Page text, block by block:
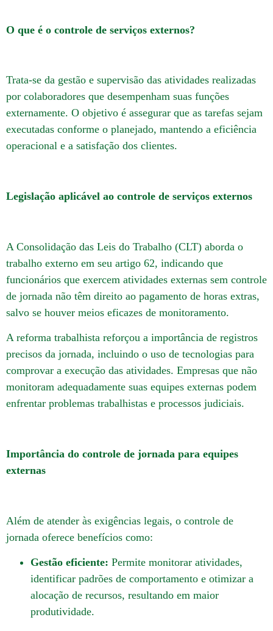
O que é o controle de serviços externos?
Trata-se da gestão e supervisão das atividades realizadas
por colaboradores que desempenham suas funções
externamente. O objetivo é assegurar que as tarefas sejam
executadas conforme o planejado, mantendo a eficiência
operacional e a satisfação dos clientes.
Legislação aplicável ao controle de serviços externos
A Consolidação das Leis do Trabalho (CLT) aborda o
trabalho externo em seu artigo 62, indicando que
funcionários que exercem atividades externas sem controle
de jornada não têm direito ao pagamento de horas extras,
salvo se houver meios eficazes de monitoramento.
A reforma trabalhista reforçou a importância de registros
precisos da jornada, incluindo o uso de tecnologias para
comprovar a execução das atividades. Empresas que não
monitoram adequadamente suas equipes externas podem
enfrentar problemas trabalhistas e processos judiciais.
Importância do controle de jornada para equipes
externas
Além de atender às exigências legais, o controle de
jornada oferece benefícios como:
Gestão eficiente: Permite monitorar atividades,
identificar padrões de comportamento e otimizar a
alocação de recursos, resultando em maior
produtividade.